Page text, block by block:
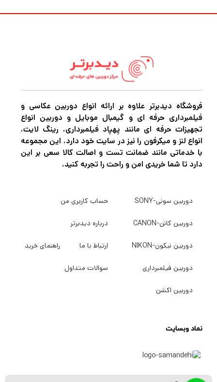
فروشگاه دیدبرتر علاوه بر ارائه انواع دوربین عکاسی و
فیلمبرداری حرفه ای و گیمبال موبایل و دوربین انواع
تجهیزات حرفه ای مانند پهپاد فیلمبرداری، رینگ لایت،
انواع لنز و میکرفون را نیز در سایت خود دارد. این مجموعه
با خدماتی مانند ضمانت تست و اصالت کالا سعی بر این
دارد تا شما خریدی امن و راحت را تجربه کنید.
دوربین سونی-SONY
دوربین کانن-CANON
دوربین نیکون-NIKON
دوربین فیلمبرداری
دوربین اکشن
حساب کاربری من
درباره دیدبرتر
ارتباط با ما راهنمای خرید
سوالات متداول
نماد وبسایت